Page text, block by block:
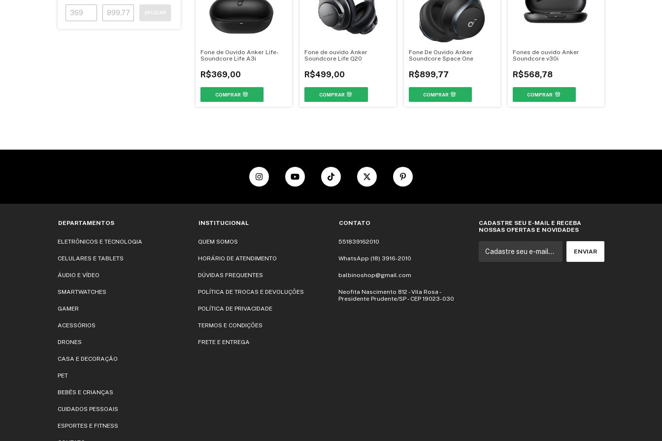
APLICAR
Fone de Ouvido Anker Life-
Soundcore Life A3i
R$369,00
Fone de ouvido Anker
Soundcore Life Q20
R$499,00
Fone De Ouvido Anker
Soundcore Space One
R$899,77
Fones de ouvido Anker
Soundcore v30i
R$568,78
DEPARTAMENTOS
ELETRÔNICOS E TECNOLOGIA
CELULARES E TABLETS
ÁUDIO E VÍDEO
SMARTWATCHES
GAMER
ACESSÓRIOS
DRONES
CASA E DECORAÇÃO
PET
BEBÊS E CRIANÇAS
CUIDADOS PESSOAIS
ESPORTES E FITNESS
INSTITUCIONAL
QUEM SOMOS
HORÁRIO DE ATENDIMENTO
DÚVIDAS FREQUENTES
POLÍTICA DE TROCAS E DEVOLUÇÕES
POLÍTICA DE PRIVACIDADE
TERMOS E CONDIÇÕES
FRETE E ENTREGA
CONTATO
551839162010
WhatsApp (18) 3916-2010
balbinoshop@gmail.com
Neofita Nascimento 812 - Vila Rosa -
Presidente Prudente/SP - CEP 19023-030
CADASTRE SEU E-MAIL E RECEBA
NOSSAS OFERTAS E NOVIDADES